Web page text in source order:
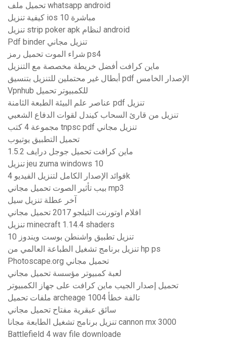
تحميل ملف whatsapp android
كيفية تنزيل ios 10 مباشرة
تنزيل strip poker apk لنظام android
Pdf binder تنزيل مجاني
شراء الموت تحميل رمز ps4
ماين كرافت أفضل خريطة مخصصة مع التنزيل
أبطال غير محتملين للتنزيل بتنسيق pdf الإصدار الخامس
Vpnhub للكمبيوتر تحميل
عناصر علم البيئة الطبعة الثامنة pdf تنزيل
تنزيل من قارئ السحاب كيندل لقوات الدفاع الشعبي
مجموعة 4 كتب tnpsc pdf تنزيل مجاني
تحميل التطبيق يوتيوب
ماين كرافت تحميل جوجل درايف 1.5.2
تنزيل jeu zuma windows 10
فوائد الإصدار الكامل لتنزيل الفيديو 4k
بيب تأثير الصوت تحميل مجاني mp3
آخر عطلة تنزيل سيل
افلام اوتورنت التيلجو 2017 تحميل مجاني
تنزيل minecraft 1.14.4 shaders
تنزيل تطبيق واشنطن بوست ويندوز 10
تنزيل برنامج تشغيل الطباعة العالمي من hp ps
Photoscape.org تحميل مجاني
لعبة كمبيوتر مؤسسة تحميل مجاني
تحميل إصدار الجيب ماين كرافت على جهاز الكمبيوتر
ملفات تحميل archeage تالفة خطأ 1004
سائق عبقرية مفتاح تحميل مجاني
تنزيل برنامج تشغيل الطابعة مجانا cannon mx 3000
Battlefield 4 wav file downloade